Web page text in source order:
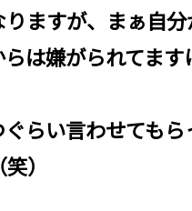
ますが、まぁ自
は嫌がられてます
らい言わせても
）